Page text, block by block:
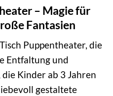
– Magie für
Fantasien
Puppentheater, die
Entfaltung und
Kinder ab 3 Jahren
gestaltete